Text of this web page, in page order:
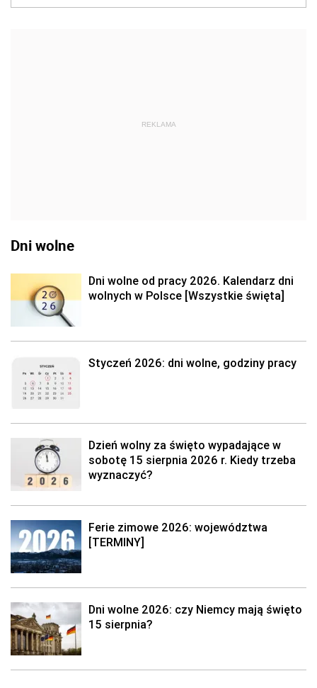
REKLAMA
Dni wolne
Dni wolne od pracy 2026. Kalendarz dni
wolnych w Polsce [Wszystkie święta]
Styczeń 2026: dni wolne, godziny pracy
Dzień wolny za święto wypadające w
sobotę 15 sierpnia 2026 r. Kiedy trzeba
wyznaczyć?
Ferie zimowe 2026: województwa
[TERMINY]
Dni wolne 2026: czy Niemcy mają święto
15 sierpnia?